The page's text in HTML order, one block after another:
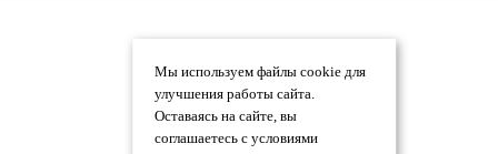
Мы используем файлы cookie для
улучшения работы сайта.
Оставаясь на сайте, вы
соглашаетесь с условиями